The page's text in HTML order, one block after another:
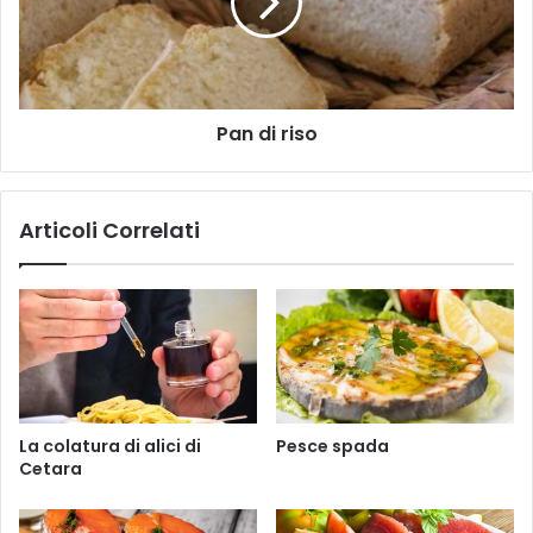
m
a
i
l
V
e
r
-
d
i
i
s
o
Pan di riso
Articoli Correlati
La colatura di alici di
Cetara
Pesce spada